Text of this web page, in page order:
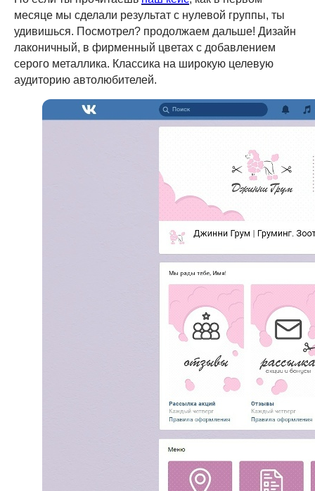
месяце мы сделали результат с нулевой группы, ты
удивишься. Посмотрел? продолжаем дальше! Дизайн
лаконичный, в фирменный цветах с добавлением
серого металлика. Классика на широкую целевую
аудиторию автолюбителей.